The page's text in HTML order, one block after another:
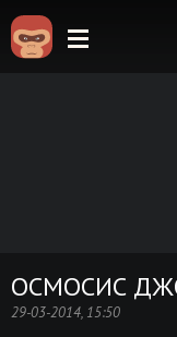
ОСМОСИС
29-03-2014, 15:50